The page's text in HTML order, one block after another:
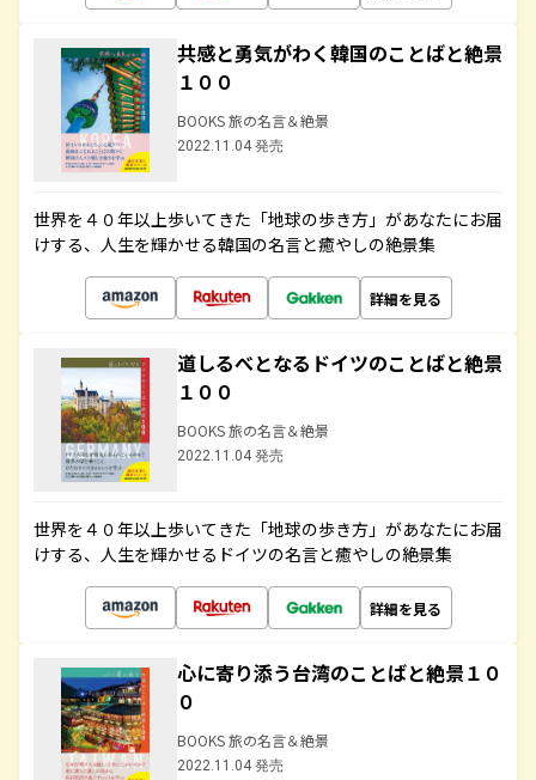
共感と勇気がわく韓国のことばと絶景
１００
BOOKS 旅の名言＆絶景
2022.11.04 発売
世界を４０年以上歩いてきた「地球の歩き方」があなたにお届
けする、人生を輝かせる韓国の名言と癒やしの絶景集
詳細を見る
道しるべとなるドイツのことばと絶景
１００
BOOKS 旅の名言＆絶景
2022.11.04 発売
世界を４０年以上歩いてきた「地球の歩き方」があなたにお届
けする、人生を輝かせるドイツの名言と癒やしの絶景集
詳細を見る
心に寄り添う台湾のことばと絶景１０
０
BOOKS 旅の名言＆絶景
2022.11.04 発売